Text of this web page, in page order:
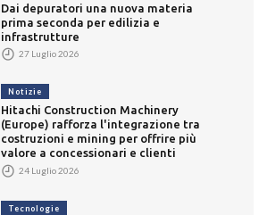
Dai depuratori una nuova materia
prima seconda per edilizia e
infrastrutture
27 Luglio 2026
Notizie
Hitachi Construction Machinery
(Europe) rafforza l'integrazione tra
costruzioni e mining per offrire più
valore a concessionari e clienti
24 Luglio 2026
Tecnologie